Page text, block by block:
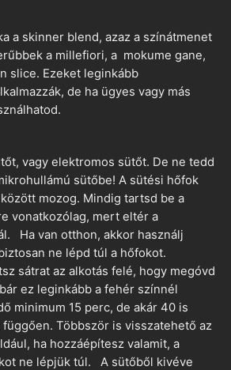
a skinner blend, azaz a színátmenet
a millefiori, a mokume gane,
slice. Ezeket leginkább
de ha ügyes vagy más
vagy elektromos sütőt. De ne tedd
sütőbe! A sütési hőfok
mozog. Mindig tartsd be a
vonatkozólag, mert eltér a
Ha van otthon, akkor használj
ne lépd túl a hőfokot.
sátrat az alkotás felé, hogy megóvd
ez leginkább a fehér színnél
minimum 15 perc, de akár 40 is
Többször is visszatehető az
ha hozzáépítesz valamit, a
ne lépjük túl. A sütőből kivéve